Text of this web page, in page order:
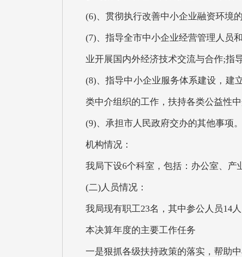
(6)、贯彻执行改善中小企业融资环境
(7)、指导全市中小企业经营管理人员
业开展国内外经济技术交流与合作;指
(8)、指导中小企业服务体系建设，建
类中介组织的工作，扶持各类公益性
(9)、承担市人民政府交办的其他事项。
机构情况：
我局下设6个科室，包括：办公室、产
(二)人员情况：
我局现有职工23名，其中参公人员14
本决算年度的主要工作任务
一是狠抓各级扶持政策的落实，帮助中